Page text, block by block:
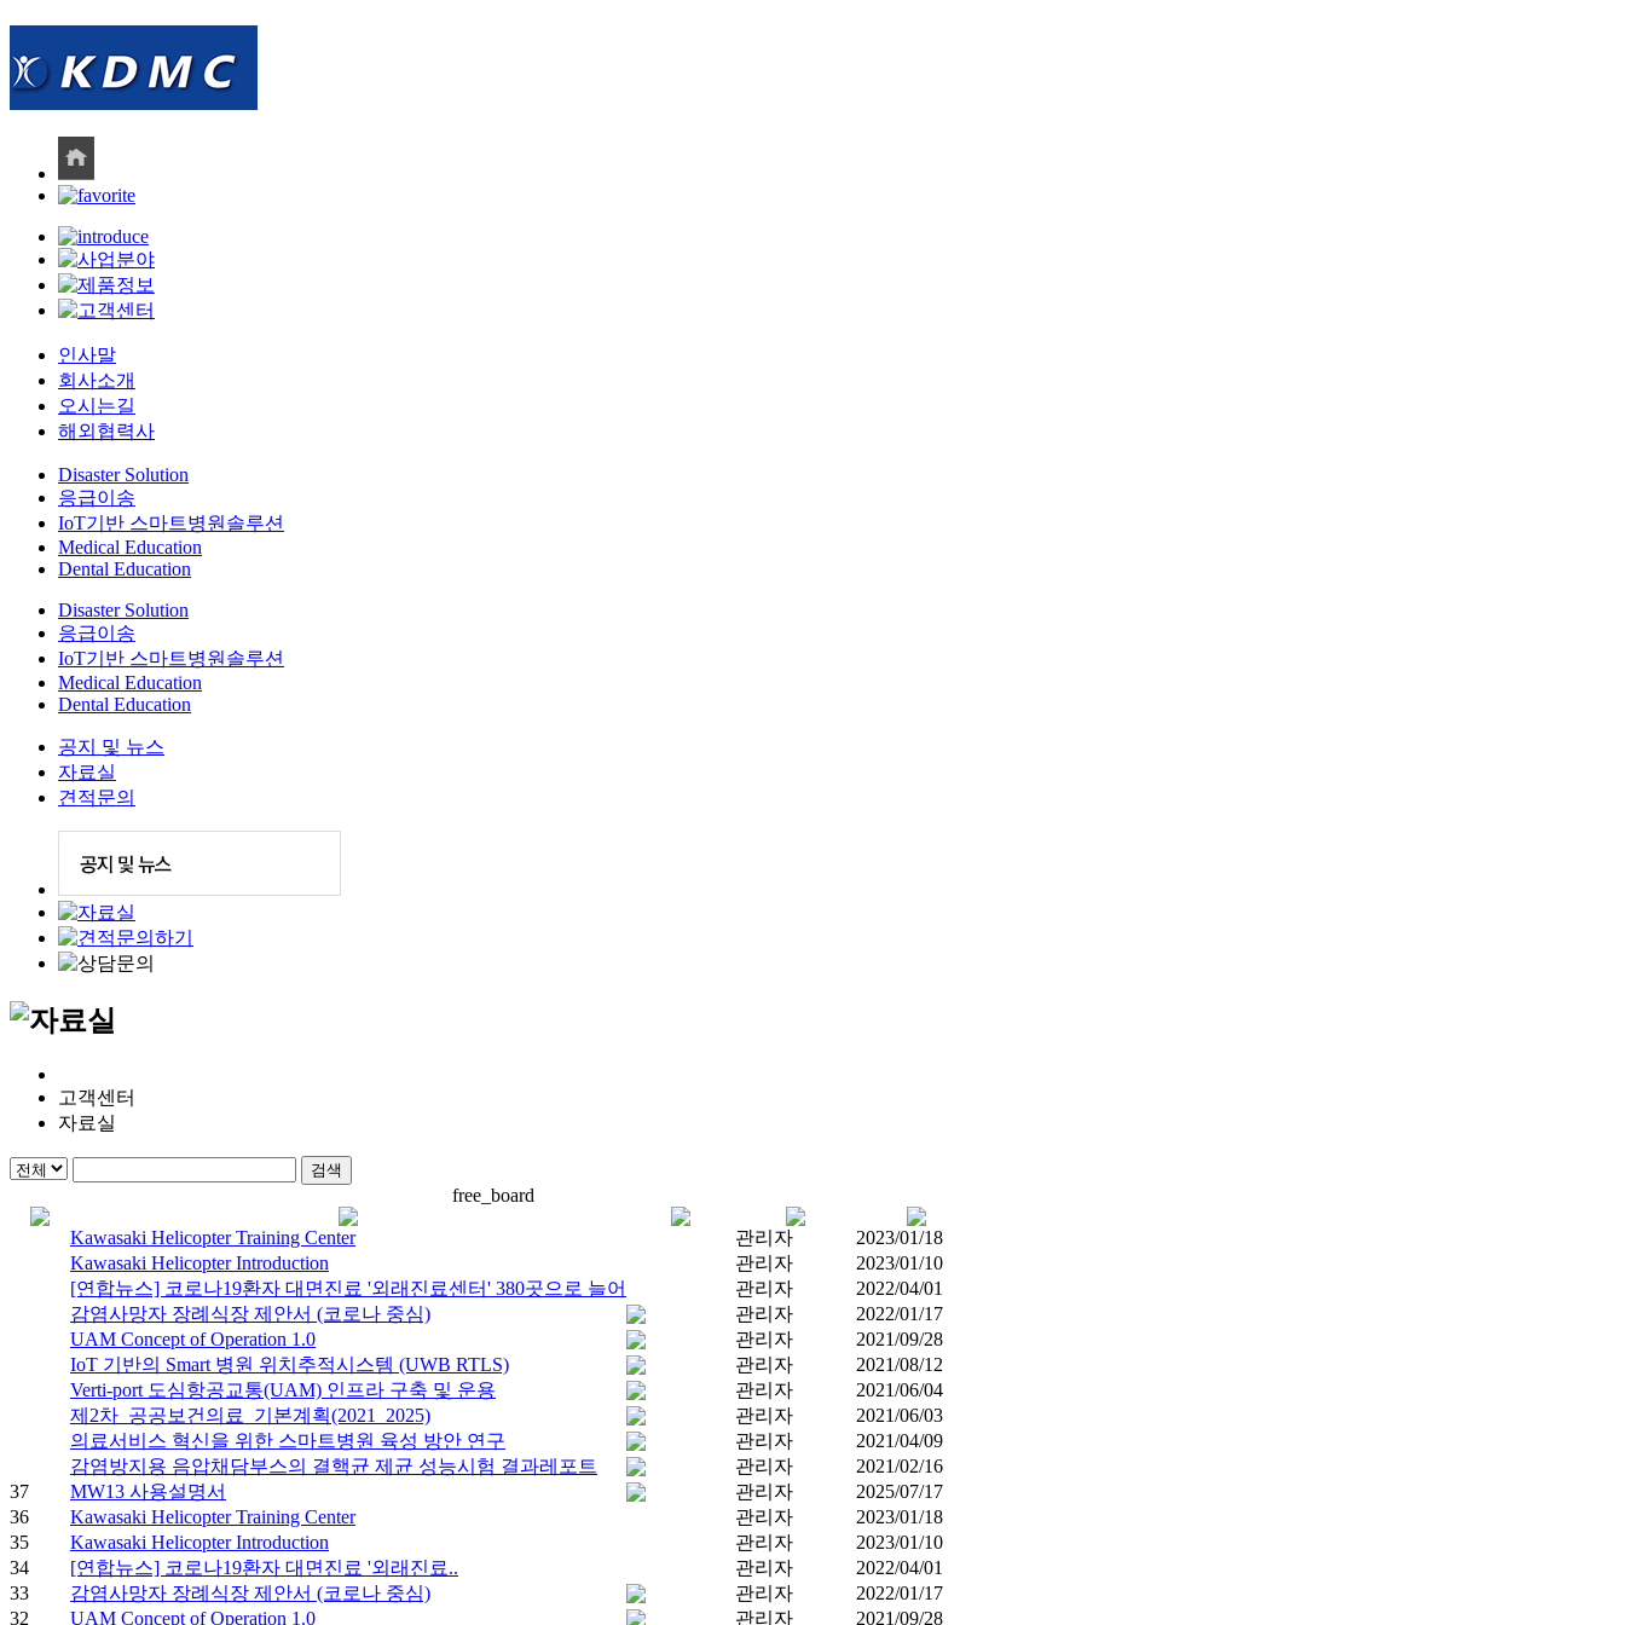
인사말
회사소개
오시는길
해외협력사
Disaster Solution
응급이송
IoT기반 스마트병원솔루션
Medical Education
Dental Education
Disaster Solution
응급이송
IoT기반 스마트병원솔루션
Medical Education
Dental Education
공지 및 뉴스
자료실
견적문의
고객센터
자료실
free_board
Kawasaki Helicopter Training Center 관리자
2023/01/18
Kawasaki Helicopter Introduction
관리자
2023/01/10
[연합뉴스] 코로나19환자 대면진료 '외래진료센터' 380곳으로 늘어
관리자
2022/04/01
감염사망자 장례식장 제안서 (코로나 중심)
관리자
2022/01/17
UAM Concept of Operation 1.0
관리자
2021/09/28
IoT 기반의 Smart 병원 위치추적시스템 (UWB RTLS)
관리자
2021/08/12
Verti-port 도심항공교통(UAM) 인프라 구축 및 운용
관리자
2021/06/04
제2차_공공보건의료_기본계획(2021_2025)
관리자
2021/06/03
의료서비스 혁신을 위한 스마트병원 육성 방안 연구
관리자
2021/04/09
감염방지용 음압채담부스의 결핵균 제균 성능시험 결과레포트
관리자
2021/02/16
37
MW13 사용설명서 관리자
2025/07/17
36
Kawasaki Helicopter Training Center 관리자
2023/01/18
35
Kawasaki Helicopter Introduction 관리자
2023/01/10
34
[연합뉴스] 코로나19환자 대면진료 '외래진료.. 관리자
2022/04/01
33
감염사망자 장례식장 제안서 (코로나 중심) 관리자
2022/01/17
32
UAM Concept of Operation 1.0 관리자 2021/09/28